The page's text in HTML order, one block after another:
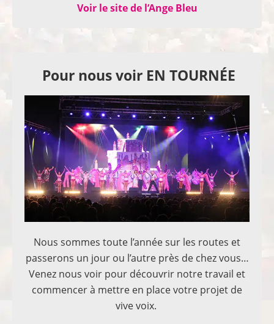
Voir le site de l’Ange Bleu
Pour nous voir EN TOURNÉE
Nous sommes toute l’année sur les routes et
passerons un jour ou l’autre près de chez vous…
Venez nous voir pour découvrir notre travail et
commencer à mettre en place votre projet de
vive voix.